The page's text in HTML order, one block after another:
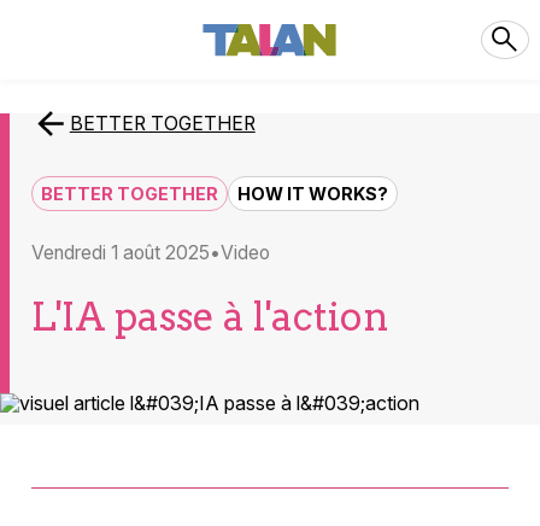
BETTER TOGETHER
BETTER TOGETHER HOW IT WORKS?
vendredi 1 août 2025 video
L'IA passe à l'action